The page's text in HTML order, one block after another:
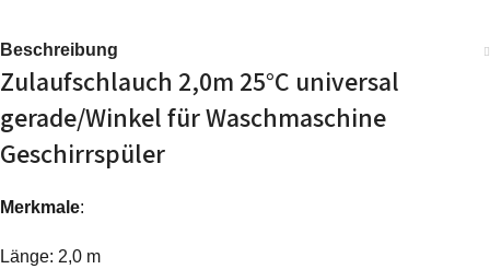
Beschreibung
Zulaufschlauch 2,0m 25°C universal
gerade/Winkel für Waschmaschine
Geschirrspüler
Merkmale:
Länge: 2,0 m